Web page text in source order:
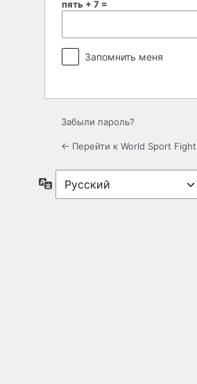
пять + 7 =
Запомнить меня
Забыли пароль?
← Перейти к World Sport
Язык